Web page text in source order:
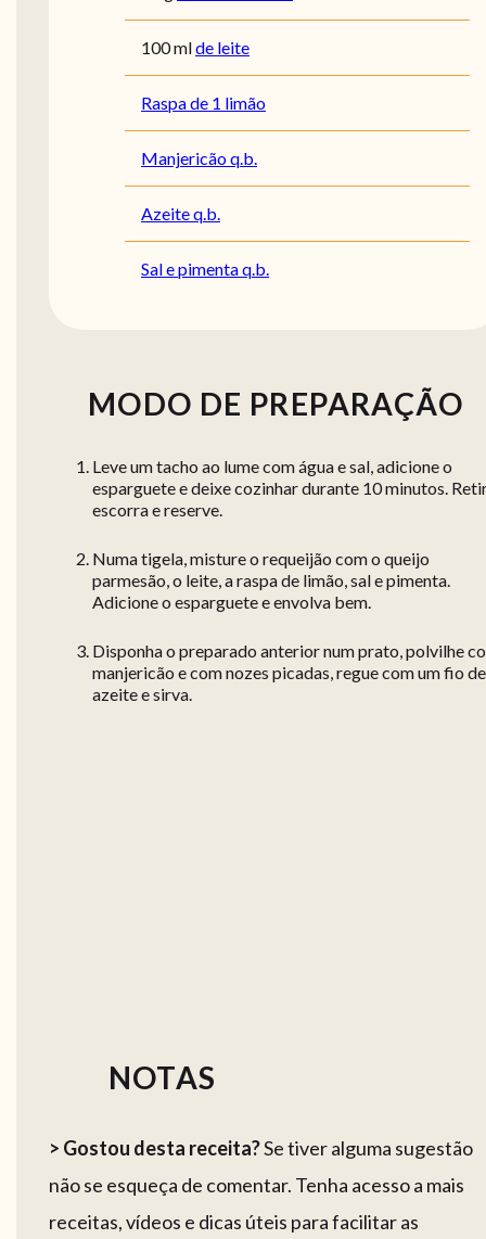
100mlde leite
Raspa de 1 limão
Manjericão q.b.
Azeite q.b.
Sal e pimenta q.b.
MODO DE PREPARAÇÃO
Leve um tacho ao lume com água e sal, adicione o
esparguete e deixe cozinhar durante 10 minutos.
escorra e reserve.
Numa tigela, misture o requeijão com o queijo
parmesão, o leite, a raspa de limão, sal e pimenta.
Adicione o esparguete e envolva bem.
Disponha o preparado anterior num prato, polvilhe
manjericão e com nozes picadas, regue com um fio de
azeite e sirva.
NOTAS
> Gostou desta receita?Se tiver alguma sugestão
não se esqueça de comentar. Tenha acesso a mais
receitas, vídeos e dicas úteis para facilitar as